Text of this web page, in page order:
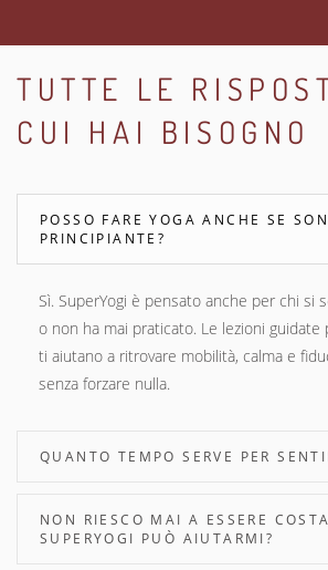
TUTTE LE
CUI HAI BISOGNO
POSSO FARE YOGA ANCHE SE
PRINCIPIANTE?
Sì. SuperYogi è pensato anche per chi si
o non ha mai praticato. Le lezioni guidate
ti aiutano a ritrovare mobilità, calma e
senza forzare nulla.
QUANTO TEMPO SERVE PER
NON RIESCO MAI A ESSERE
SUPERYOGI PUÒ AIUTARMI?